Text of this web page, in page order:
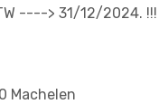
----> 31/12/2024. !!!
Machelen